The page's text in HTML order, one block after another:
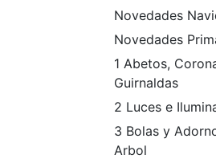
Novedades
Novedades
1 Abetos,
Guirnaldas
2 Luces e
3 Bolas y
Arbol